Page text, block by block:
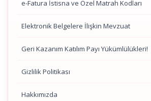
e-Fatura İstisna ve Özel Matrah Kodları
Elektronik Belgelere İlişkin Mevzuat
Geri Kazanım Katılım Payı Yükümlülükleri!
Gizlilik Politikası
Hakkımızda